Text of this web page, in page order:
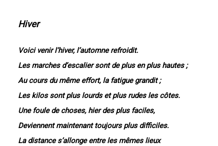
Hiver
Voici venir l’hiver, l’automne refroidit.
Les marches d’escalier sont de plus en plus hautes ;
Au cours du même effort, la fatigue grandit ;
Les kilos sont plus lourds et plus rudes les côtes.
Une foule de choses, hier des plus faciles,
Deviennent maintenant toujours plus difficiles.
La distance s’allonge entre les mêmes lieux